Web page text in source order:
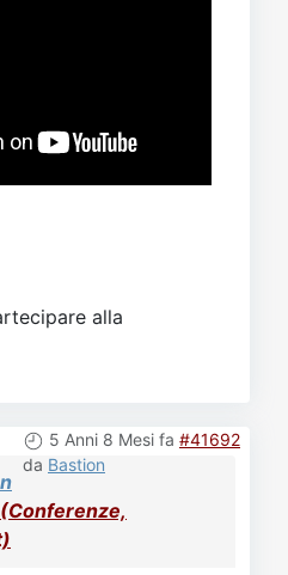
alla
5 Anni 8 Mesi fa #41692
da Bastion